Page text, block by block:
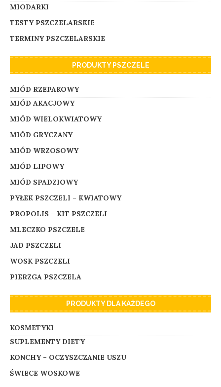
MIODARKI
TESTY PSZCZELARSKIE
TERMINY PSZCZELARSKIE
PRODUKTY PSZCZELE
MIÓD RZEPAKOWY
MIÓD AKACJOWY
MIÓD WIELOKWIATOWY
MIÓD GRYCZANY
MIÓD WRZOSOWY
MIÓD LIPOWY
MIÓD SPADZIOWY
PYŁEK PSZCZELI – KWIATOWY
PROPOLIS – KIT PSZCZELI
MLECZKO PSZCZELE
JAD PSZCZELI
WOSK PSZCZELI
PIERZGA PSZCZELA
PRODUKTY DLA KAŻDEGO
KOSMETYKI
SUPLEMENTY DIETY
KONCHY – OCZYSZCZANIE USZU
ŚWIECE WOSKOWE